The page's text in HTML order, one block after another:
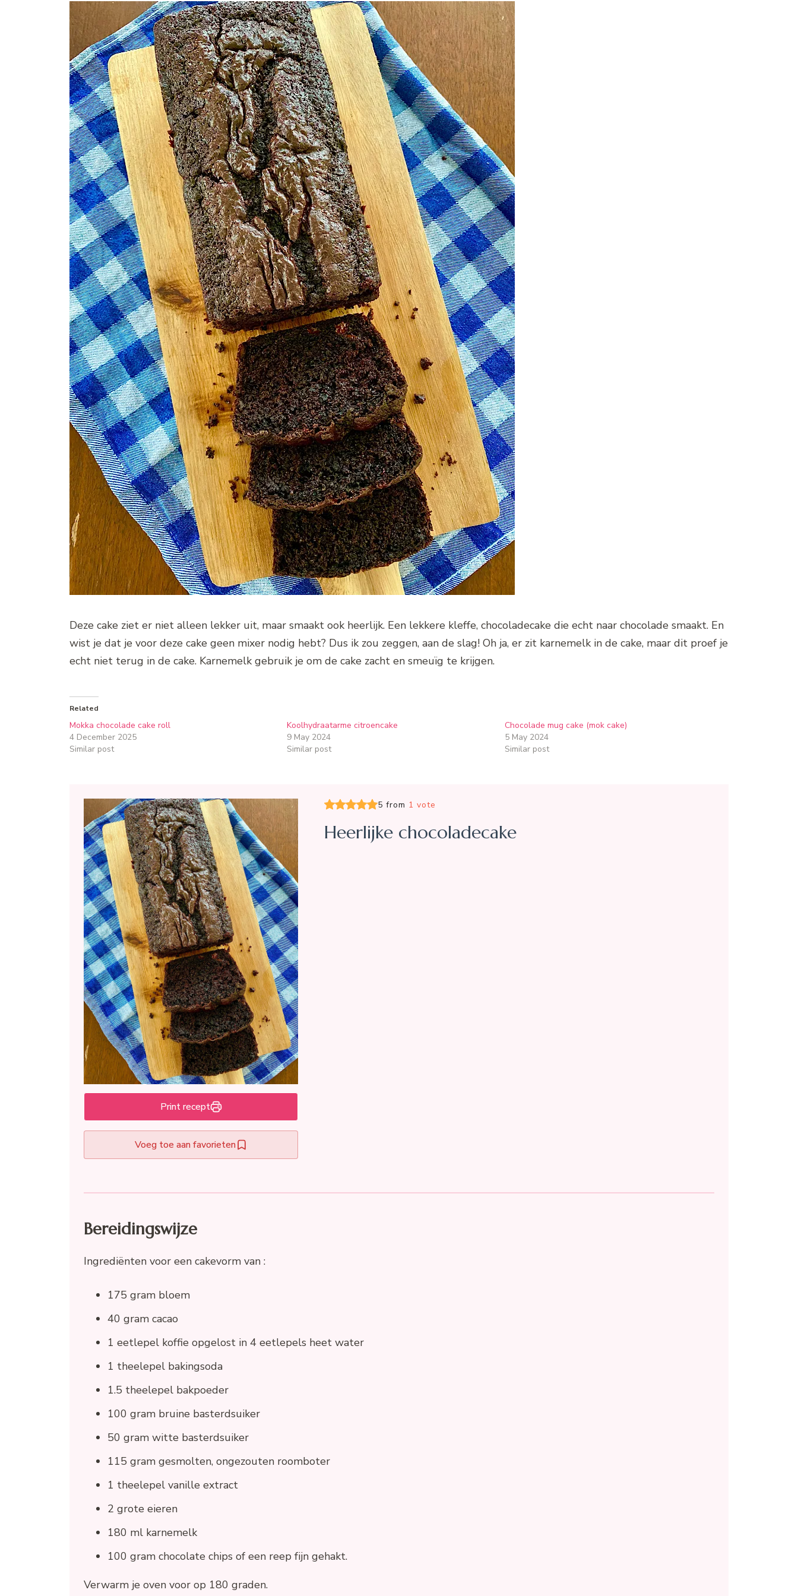
Deze cake ziet er niet alleen lekker uit, maar smaakt ook heerlijk. Een lekkere kleffe, chocoladecake die echt naar chocolade smaakt. En
wist je dat je voor deze cake geen mixer nodig hebt? Dus ik zou zeggen, aan de slag! Oh ja, er zit karnemelk in de cake, maar dit proef je
echt niet terug in de cake. Karnemelk gebruik je om de cake zacht en smeuïg te krijgen.
Related
Mokka chocolade cake roll
4 December 2025
Similar post
Koolhydraatarme citroencake
9 May 2024
Similar post
Chocolade mug cake (mok cake)
5 May 2024
Similar post
Print recept
Voeg toe aan favorieten
5 from 1 vote
Heerlijke chocoladecake
Bereidingswijze
Ingrediënten voor een cakevorm van :
175 gram bloem
40 gram cacao
1 eetlepel koffie opgelost in 4 eetlepels heet water
1 theelepel bakingsoda
1.5 theelepel bakpoeder
100 gram bruine basterdsuiker
50 gram witte basterdsuiker
115 gram gesmolten, ongezouten roomboter
1 theelepel vanille extract
2 grote eieren
180 ml karnemelk
100 gram chocolate chips of een reep fijn gehakt.
Verwarm je oven voor op 180 graden.